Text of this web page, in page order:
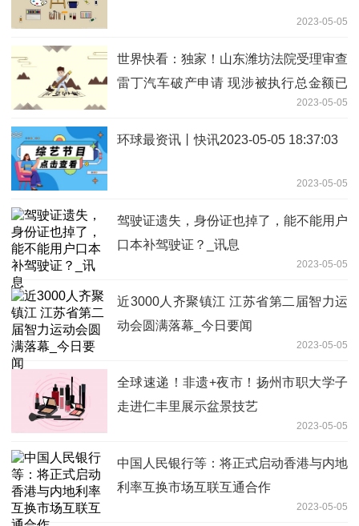
2023-05-05
世界快看：独家！山东潍坊法院受理审查
雷丁汽车破产申请 现涉被执行总金额已
2023-05-05
环球最资讯丨快讯2023-05-05 18:37:03
2023-05-05
驾驶证遗失，身份证也掉了，能不能用户
口本补驾驶证？_讯息
2023-05-05
近3000人齐聚镇江 江苏省第二届智力运
动会圆满落幕_今日要闻
2023-05-05
全球速递！非遗+夜市！扬州市职大学子
走进仁丰里展示盆景技艺
2023-05-05
中国人民银行等：将正式启动香港与内地
利率互换市场互联互通合作
2023-05-05